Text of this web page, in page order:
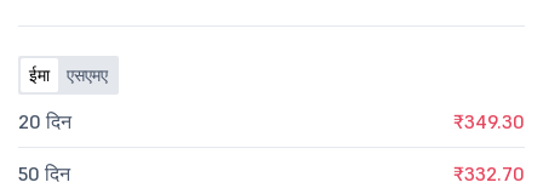
ईमा एसएमए
20 दिन ₹349.30
50 दिन ₹332.70